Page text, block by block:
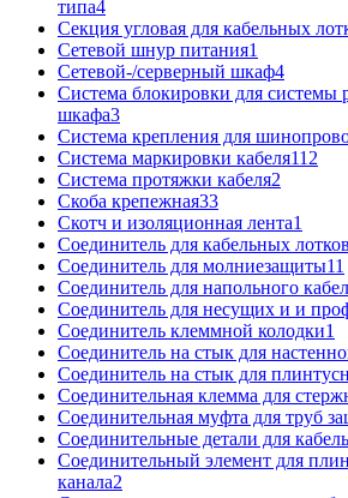
типа4
Секция угловая для кабельных
Сетевой шнур питания1
Сетевой-/серверный шкаф4
Система блокировки для системы
шкафа3
Система крепления для
Система маркировки кабеля112
Система протяжки кабеля2
Скоба крепежная33
Скотч и изоляционная лента1
Соединитель для кабельных лотков
Соединитель для молниезащиты11
Соединитель для напольного
Соединитель для несущих и и
Соединитель клеммной колодки1
Соединитель на стык для
Соединитель на стык для
Соединительная клемма для
Соединительная муфта для труб
Соединительные детали для
Соединительный элемент для
канала2